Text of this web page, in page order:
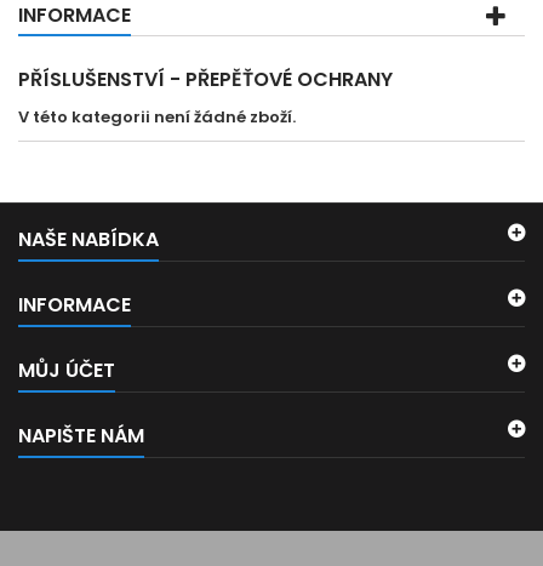
INFORMACE
PŘÍSLUŠENSTVÍ - PŘEPĚŤOVÉ OCHRANY
V této kategorii není žádné zboží.
NAŠE NABÍDKA
INFORMACE
MŮJ ÚČET
NAPIŠTE NÁM